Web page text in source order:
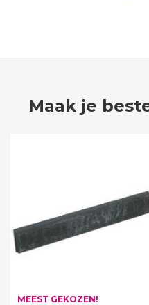
Maak je
MEEST GEKOZEN!